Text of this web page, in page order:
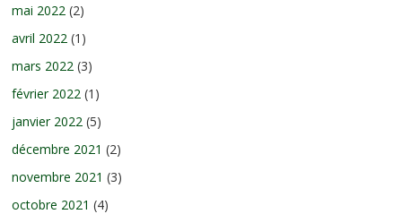
mai 2022 (2)
avril 2022 (1)
mars 2022 (3)
février 2022 (1)
janvier 2022 (5)
décembre 2021 (2)
novembre 2021 (3)
octobre 2021 (4)